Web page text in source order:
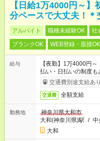
【日給1万4000円～
分ペースで大丈夫！＊
アルバイト 職種未経験OK 社
ブランクOK
WEB登録・面接OK
給与
【夜勤】1万4000円
払い・日払いの制度
交通費別途支給あり
交通費 全額支給
勤務地
神奈川県大和市
大和(神奈川県)駅 / 中
大和